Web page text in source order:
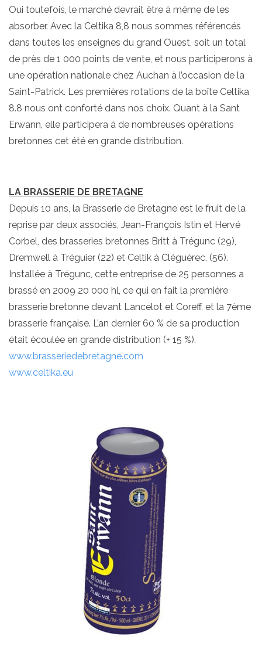
Oui toutefois, le marché devrait être à même de les
absorber. Avec la Celtika 8,8 nous sommes référencés
dans toutes les enseignes du grand Ouest, soit un total
de près de 1 000 points de vente, et nous participerons à
une opération nationale chez Auchan à l’occasion de la
Saint-Patrick. Les premières rotations de la boîte Celtika
8.8 nous ont conforté dans nos choix. Quant à la Sant
Erwann, elle participera à de nombreuses opérations
bretonnes cet été en grande distribution.
LA BRASSERIE DE BRETAGNE
Depuis 10 ans, la Brasserie de Bretagne est le fruit de la
reprise par deux associés, Jean-François Istin et Hervé
Corbel, des brasseries bretonnes Britt à Trégunc (29),
Dremwell à Tréguier (22) et Celtik à Cléguérec. (56).
Installée à Trégunc, cette entreprise de 25 personnes a
brassé en 2009 20 000 hl, ce qui en fait la première
brasserie bretonne devant Lancelot et Coreff, et la 7ème
brasserie française. L’an dernier 60 % de sa production
était écoulée en grande distribution (+ 15 %).
www.brasseriedebretagne.com
www.celtika.eu